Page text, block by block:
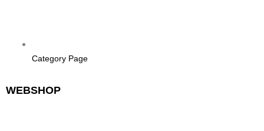
Category Page
WEBSHOP